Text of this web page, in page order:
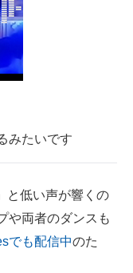
みたいです
と低い声が響くの
や両者のダンスも
でも配信中のた